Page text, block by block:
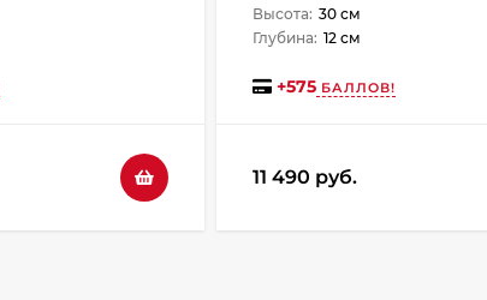
Высота: 30 см
Глубина: 12 см
+575БАЛЛОВ!
11 490 руб.